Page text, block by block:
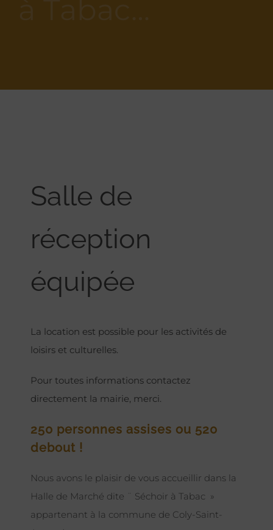
Salle de
réception
équipée
La location est possible pour les activités de
loisirs et culturelles.
Pour toutes informations contactez
directement la mairie, merci.
250 personnes assises ou 520
debout !
Nous avons le plaisir de vous accueillir dans la
Halle de Marché dite ¨ Séchoir à Tabac »
appartenant à la commune de Coly-Saint-